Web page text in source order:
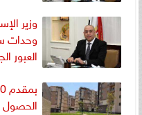
وزير
وحدات
العبور